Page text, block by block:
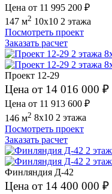
Цена от 11 995 200 ₽
147 м2 10x10 2 этажа
Посмотреть проект
Заказать расчет
Проект 12-29
Цена от 14 016 000 ₽
Цена от 11 913 600 ₽
146 м2 8x10 2 этажа
Посмотреть проект
Заказать расчет
Финляндия Д-42
Цена от 14 400 000 ₽